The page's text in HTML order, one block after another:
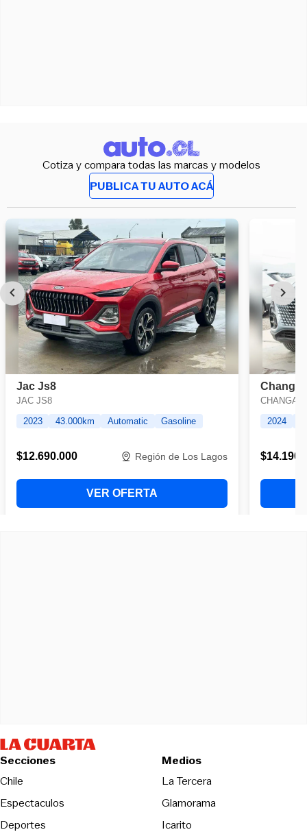
Cotiza y compara todas las marcas y modelos
PUBLICA TU AUTO ACÁ
Secciones
Chile
Espectaculos
Deportes
Medios
La TerceraOpens in new
Glamorama
Icarito